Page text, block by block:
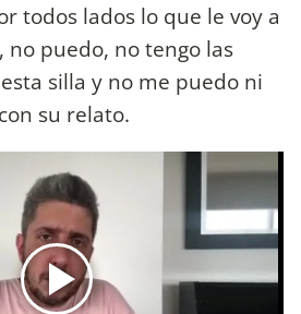
todos lados lo que le voy a
no puedo, no tengo las
silla y no me puedo ni
su relato.